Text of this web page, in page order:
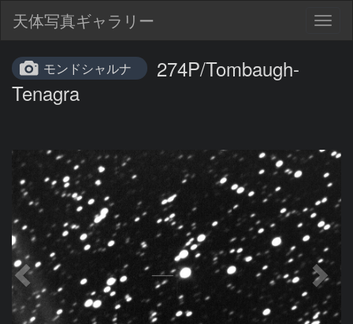
天体写真ギャラリー
モンドシャルナ
274P/Tombaugh-
Tenagra